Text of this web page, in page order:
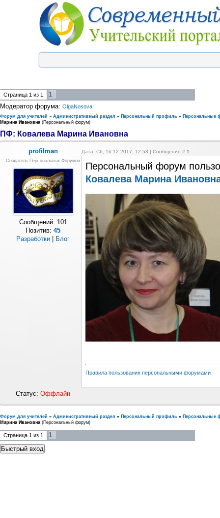
Страница 1 из 1
1
Модератор форума: OlgaNosova
Форум для учителей » Административный раздел » Персональный профиль » Персональные
Марина Ивановна (Персональный форум)
ПФ: Ковалева Марина Ивановна
profilman Дата: Сб, 16.12.2017, 12:53 | Сообщение # 1
Создатель Персональных Форумов
Сообщений: 101
Позитив:45
Разработки
Блог
Персональный форум
Ковалева Марина
Правила пользования персональными форумами
Статус:Оффлайн
Форум для учителей » Административный раздел » Персональный профиль » Персональные
Марина Ивановна (Персональный форум)
Страница 1 из 1 1